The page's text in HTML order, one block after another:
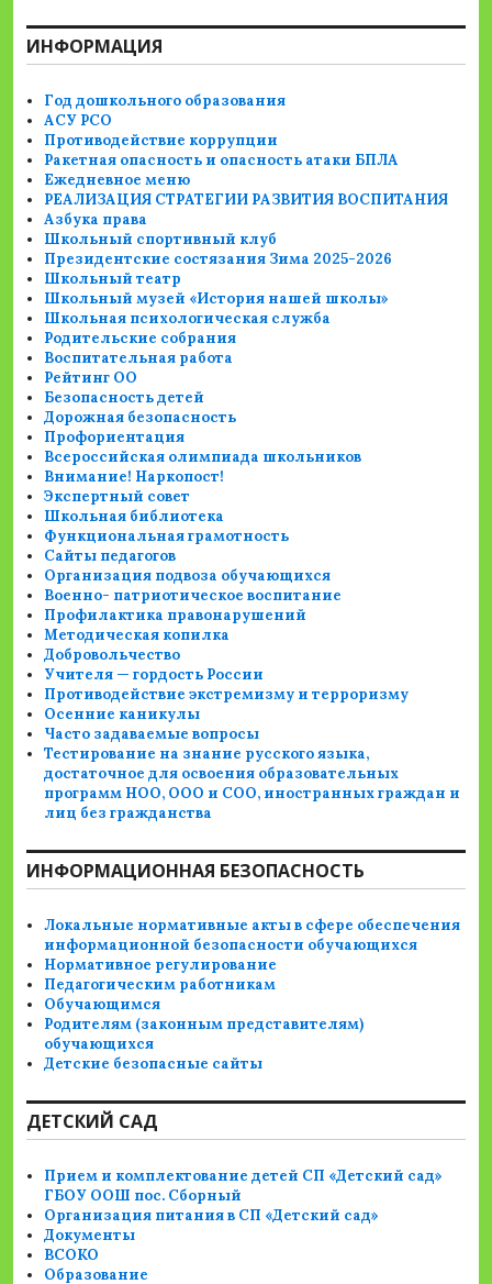
ИНФОРМАЦИЯ
Год дошкольного образования
АСУ РСО
Противодействие коррупции
Ракетная опасность и опасность атаки БПЛА
Ежедневное меню
РЕАЛИЗАЦИЯ СТРАТЕГИИ РАЗВИТИЯ ВОСПИТАНИЯ
Азбука права
Школьный спортивный клуб
Президентские состязания Зима 2025-2026
Школьный театр
Школьный музей «История нашей школы»
Школьная психологическая служба
Родительские собрания
Воспитательная работа
Рейтинг ОО
Безопасность детей
Дорожная безопасность
Профориентация
Всероссийская олимпиада школьников
Внимание! Наркопост!
Экспертный совет
Школьная библиотека
Функциональная грамотность
Сайты педагогов
Организация подвоза обучающихся
Военно- патриотическое воспитание
Профилактика правонарушений
Методическая копилка
Добровольчество
Учителя — гордость России
Противодействие экстремизму и терроризму
Осенние каникулы
Часто задаваемые вопросы
Тестирование на знание русского языка,
достаточное для освоения образовательных
программ НОО, ООО и СОО, иностранных граждан и
лиц без гражданства
ИНФОРМАЦИОННАЯ БЕЗОПАСНОСТЬ
Локальные нормативные акты в сфере обеспечения
информационной безопасности обучающихся
Нормативное регулирование
Педагогическим работникам
Обучающимся
Родителям (законным представителям)
обучающихся
Детские безопасные сайты
ДЕТСКИЙ САД
Прием и комплектование детей СП «Детский сад»
ГБОУ ООШ пос. Сборный
Организация питания в СП «Детский сад»
Документы
ВСОКО
Образование